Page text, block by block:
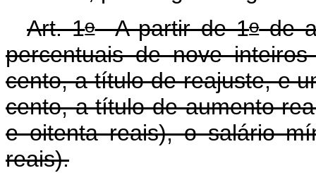
Art. 1oA partir de 1ode
percentuais de nove
cento, a título de reajuste, e
cento, a título de aumento
e oitenta reais), o salário
reais).